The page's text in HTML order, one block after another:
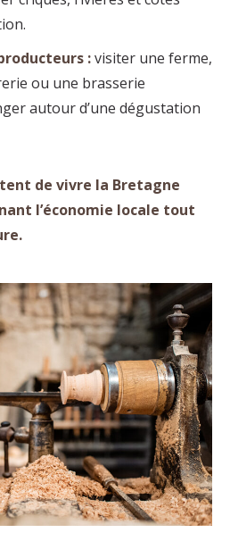
:visiter une ferme,
ou une brasserie
autour d’une dégustation
de vivre la Bretagne
l’économie locale tout